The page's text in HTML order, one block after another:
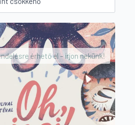
érhető el – írjon nekünk!